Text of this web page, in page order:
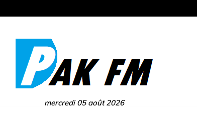
mercredi 05 août 2026